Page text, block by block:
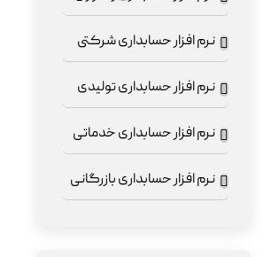
نرم افزار حسابداری شرکتی
نرم افزار حسابداری تولیدی
نرم افزار حسابداری خدماتی
نرم افزار حسابداری بازرگانی